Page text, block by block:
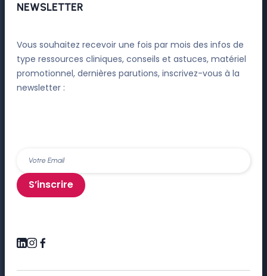
NEWSLETTER
Vous souhaitez recevoir une fois par mois des infos de
type ressources cliniques, conseils et astuces, matériel
promotionnel, dernières parutions, inscrivez-vous à la
newsletter :
S’inscrire